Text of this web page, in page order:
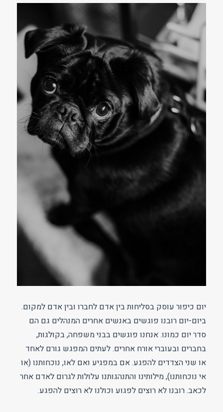
יום כיפור עוסק בסליחות בין אדם לחברו ובין אדם למקום.
ביום-יום רובנו פוגשים באנשים אחרים המנהלים גם הם
סדר יום כמונו. אנחנו פוגשים בבני משפחה, בקולגות,
בחברים ובעוברי אורח אחרים. לעתים המפגש גורם לאחד
או שני הצדדים להפגע. אם במפגיע ואם לאו, נוכחותנו (או
אי נוכחותנו), מילותינו והתנהגותנו עלולות לגרום לאדם אחר
לכאב. רובנו לא רוצים לפגוע וכולנו לא רוצים להפגע.